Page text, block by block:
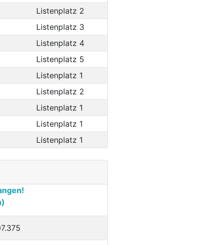
Listenplatz 2
Listenplatz 3
Listenplatz 4
Listenplatz 5
Listenplatz 1
Listenplatz 2
Listenplatz 1
Listenplatz 1
Listenplatz 1